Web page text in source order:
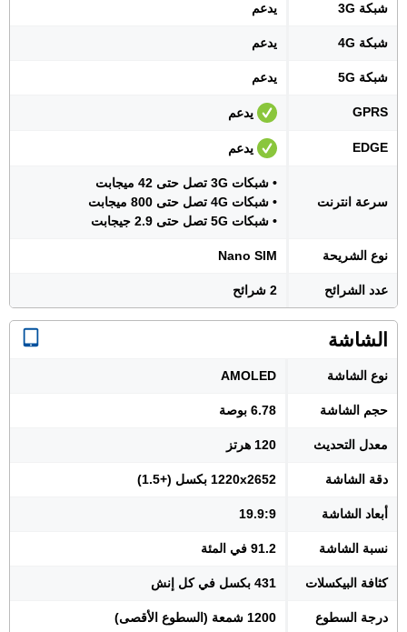
شبكة 3G يدعم
شبكة 4G يدعم
شبكة 5G يدعم
GPRS يدعم
EDGE يدعم
سرعة انترنت
• شبكات 3G تصل حتى 42 ميجابت
• شبكات 4G تصل حتى 800 ميجابت
• شبكات 5G تصل حتى 2.9 جيجابت
نوع الشريحة Nano SIM
عدد الشرائح 2 شرائح
الشاشة
نوع الشاشة AMOLED
حجم الشاشة 6.78 بوصة
معدل التحديث 120 هرتز
دقة الشاشة 1220x2652 بكسل (+1.5)
أبعاد الشاشة 19.9:9
نسبة الشاشة 91.2 في المئة
كثافة البيكسلات 431 بكسل في كل إنش
درجة السطوع 1200 شمعة (السطوع الأقصى)